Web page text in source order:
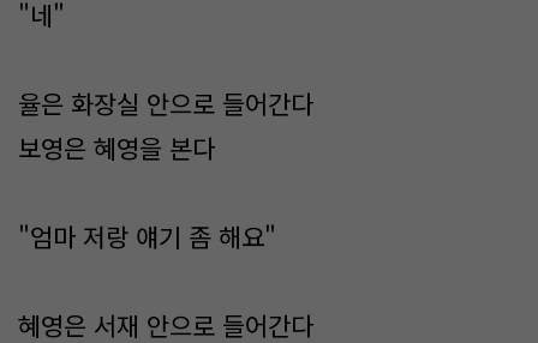
"네"
율은 화장실 안으로 들어간다
보영은 혜영을 본다
"엄마 저랑 얘기 좀 해요"
혜영은 서재 안으로 들어간다